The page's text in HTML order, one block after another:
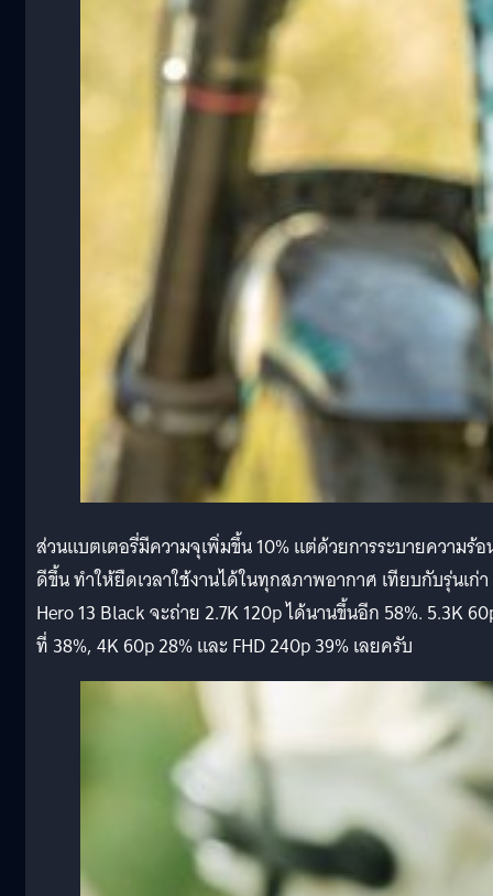
ส่วนแบตเตอรี่มีความจุเพิ่มขึ้น 10% แต่ด้วยการระบายความร้
ดีขึ้น ทำให้ยืดเวลาใช้งานได้ในทุกสภาพอากาศ เทียบกับรุ่นเก่า
Hero 13 Black จะถ่าย 2.7K 120p ได้นานขึ้นอีก 58%. 5.3K
ที่ 38%, 4K 60p 28% และ FHD 240p 39% เลยครับ